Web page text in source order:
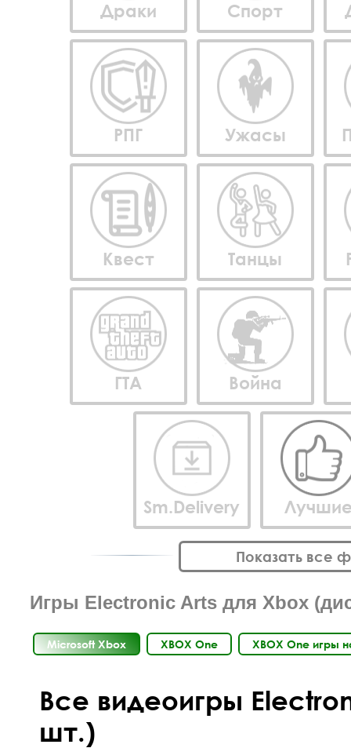
Драки Спорт
РПГ Ужасы
Квест Танцы
ГТА Война
Sm.Delivery
Показать все
Игры Electronic Arts для Xbox
Microsoft Xbox XBOX One XBOX One игры
Все видеоигры
шт.)